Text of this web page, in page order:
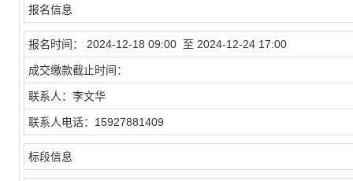
报名信息
报名时间： 2024-12-18 09:00 至 2024-12-24 17:00
成交缴款截止时间：
联系人： 李文华
联系人电话： 15927881409
标段信息